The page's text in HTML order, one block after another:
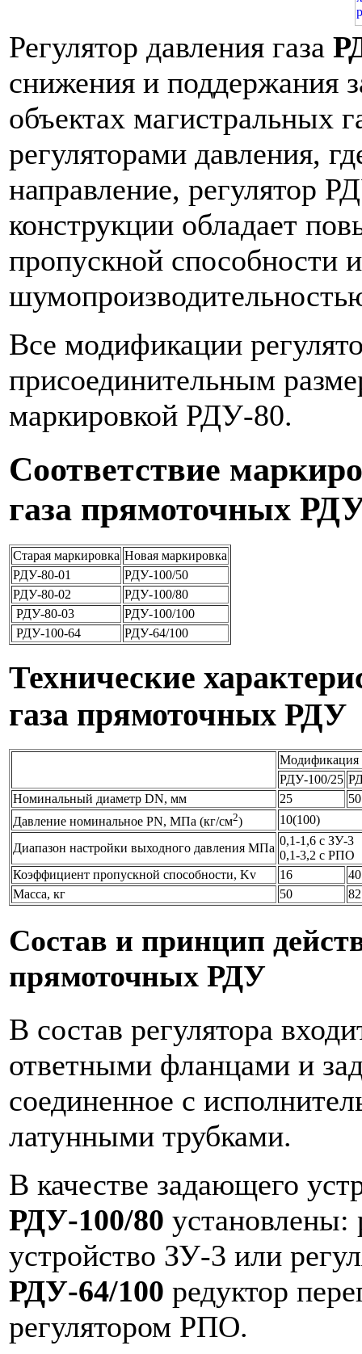
Регулятор давления газа
снижения и поддержания
объектах магистральных
регуляторами давления,
направление, регулятор
конструкции обладает
пропускной способности
Все модификации
присоединительным
маркировкой РДУ-80.
Соответствие
газа прямоточных
Старая маркировка Новая маркировка
РДУ-80-01
РДУ-100/50
РДУ-80-02
РДУ-100/80
РДУ-80-03
РДУ-100/100
РДУ-100-64
РДУ-64/100
Технические
газа прямоточных РДУ
РДУ-100/25
Номинальный диаметр DN, мм
25
50
Давление номинальное PN, МПа (кг/см2) 10(100)
Диапазон настройки выходного давления МПа
0,1-1,6 с ЗУ-3
0,1-3,2 с РПО
Коэффициент пропускной способности, Kv
16
40
Масса, кг
50 82
Состав и принцип
прямоточных РДУ
В состав регулятора
ответными фланцами и
соединенное с
латунными трубками.
В качестве задающего
РДУ-100/80 установлены:
устройство ЗУ-3 или
РДУ-64/100 редуктор
регулятором РПО.